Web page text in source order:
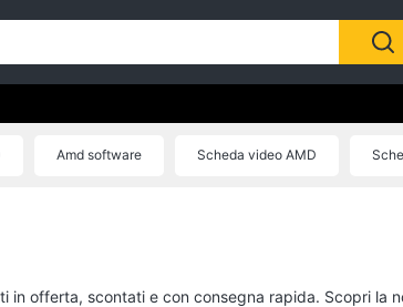
Amd software Scheda video AMD
in offerta, scontati e con consegna rapida. Scopri la